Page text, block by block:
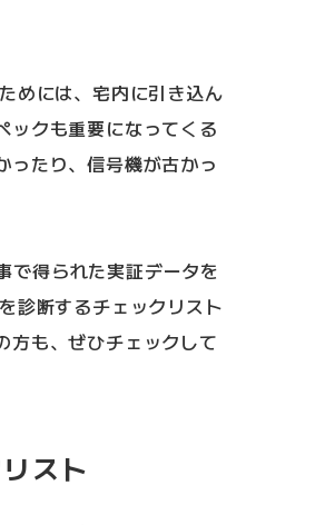
めには、宅内に引き込ん
ックも重要になってくる
ったり、信号機が古かっ
で得られた実証データを
診断するチェックリスト
方も、ぜひチェックして
スト